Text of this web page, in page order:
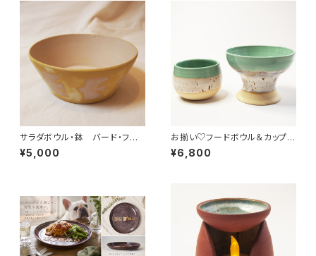
サラダボウル・鉢 バード・フレ
ンチブルドッグ
¥5,000
お揃い♡フードボウル＆カップ
ペット用食器 フリーカップ
¥6,800